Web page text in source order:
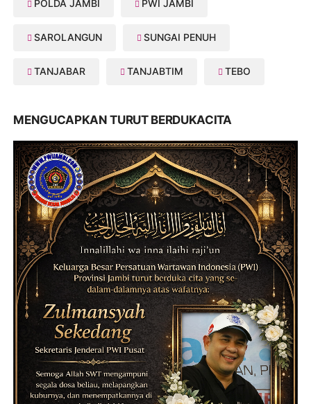
POLDA JAMBI PWI JAMBI
SAROLANGUN SUNGAI PENUH
TANJABAR TANJABTIM TEBO
MENGUCAPKAN TURUT BERDUKACITA